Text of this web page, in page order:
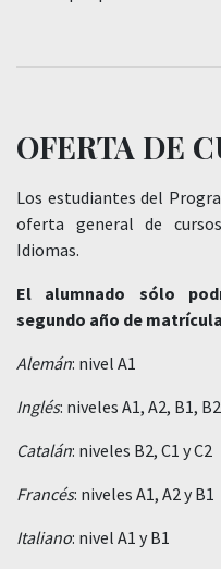
OFERTA DE
Los estudiantes del
oferta general de
Idiomas.
El alumnado sólo
segundo año de
Alemán: nivel A1
Inglés: niveles A1, A2, B1,
Catalán: niveles B2, C1 y C2
Francés: niveles A1, A2 y B1
Italiano: nivel A1 y B1